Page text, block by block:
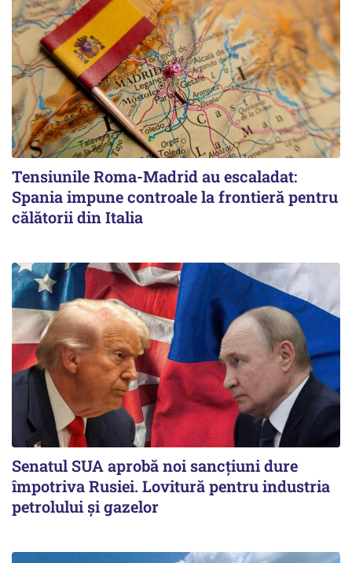
Tensiunile Roma-Madrid au escaladat:
Spania impune controale la frontieră pentru
călătorii din Italia
Senatul SUA aprobă noi sancțiuni dure
împotriva Rusiei. Lovitură pentru industria
petrolului și gazelor